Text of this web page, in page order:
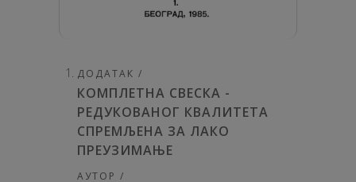
ДОДАТАК /
КОМПЛЕТНА СВЕСКА -
РЕДУКОВАНОГ КВАЛИТЕТА
СПРЕМЉЕНА ЗА ЛАКО
ПРЕУЗИМАЊЕ
АУТОР /